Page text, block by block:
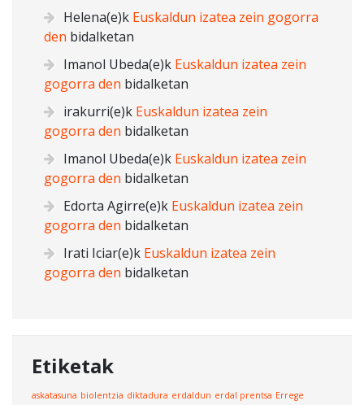
Helena(e)k Euskaldun izatea zein gogorra
den bidalketan
Imanol Ubeda(e)k Euskaldun izatea zein
gogorra den bidalketan
irakurri(e)k Euskaldun izatea zein
gogorra den bidalketan
Imanol Ubeda(e)k Euskaldun izatea zein
gogorra den bidalketan
Edorta Agirre(e)k Euskaldun izatea zein
gogorra den bidalketan
Irati Iciar(e)k Euskaldun izatea zein
gogorra den bidalketan
Etiketak
askatasuna biolentzia diktadura erdaldun erdal prentsa Errege